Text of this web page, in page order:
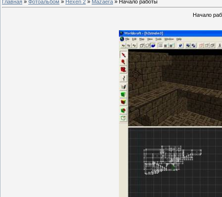
Главная » Фотоальбом » Hexen 2 » Mazaera » Начало работы
Начало